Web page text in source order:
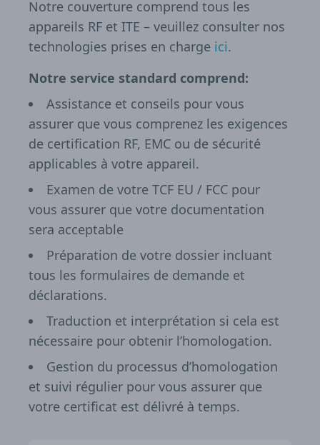
Notre couverture comprend tous les
appareils RF et ITE – veuillez consulter nos
technologies prises en charge ici.
Notre service standard comprend:
Assistance et conseils pour vous
assurer que vous comprenez les exigences
de certification RF, EMC ou de sécurité
applicables à votre appareil.
Examen de votre TCF EU / FCC pour
vous assurer que votre documentation
sera acceptable
Préparation de votre dossier incluant
tous les formulaires de demande et
déclarations.
Traduction et interprétation si cela est
nécessaire pour obtenir l’homologation.
Gestion du processus d’homologation
et suivi régulier pour vous assurer que
votre certificat est délivré à temps.